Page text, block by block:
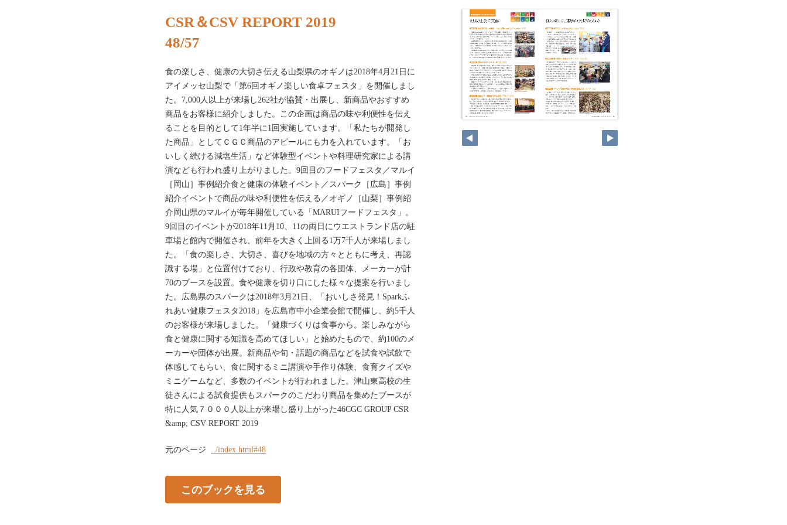
CSR＆CSV REPORT 2019
48/57
食の楽しさ、健康の大切さ伝える山梨県のオギノは2018年4月21日に
アイメッセ山梨で「第6回オギノ楽しい食卓フェスタ」を開催しまし
た。7,000人以上が来場し262社が協賛・出展し、新商品やおすすめ
商品をお客様に紹介しました。この企画は商品の味や利便性を伝え
ることを目的として1年半に1回実施しています。「私たちが開発し
た商品」としてＣＧＣ商品のアピールにも力を入れています。「お
いしく続ける減塩生活」など体験型イベントや料理研究家による講
演なども行われ盛り上がりました。9回目のフードフェスタ／マルイ
［岡山］事例紹介食と健康の体験イベント／スパーク［広島］事例
紹介イベントで商品の味や利便性を伝える／オギノ［山梨］事例紹
介岡山県のマルイが毎年開催している「MARUIフードフェスタ」。
9回目のイベントが2018年11月10、11の両日にウエストランド店の駐
車場と館内で開催され、前年を大きく上回る1万7千人が来場しまし
た。「食の楽しさ、大切さ、喜びを地域の方々とともに考え、再認
識する場」と位置付けており、行政や教育の各団体、メーカーが計
70のブースを設置。食や健康を切り口にした様々な提案を行いまし
た。広島県のスパークは2018年3月21日、「おいしさ発見！Sparkふ
れあい健康フェスタ2018」を広島市中小企業会館で開催し、約5千人
のお客様が来場しました。「健康づくりは食事から。楽しみながら
食と健康に関する知識を高めてほしい」と始めたもので、約100のメ
ーカーや団体が出展。新商品や旬・話題の商品などを試食や試飲で
体感してもらい、食に関するミニ講演や手作り体験、食育クイズや
ミニゲームなど、多数のイベントが行われました。津山東高校の生
徒さんによる試食提供もスパークのこだわり商品を集めたブースが
特に人気７０００人以上が来場し盛り上がった46CGC GROUP CSR
&amp; CSV REPORT 2019
元のページ ../index.html#48
このブックを見る